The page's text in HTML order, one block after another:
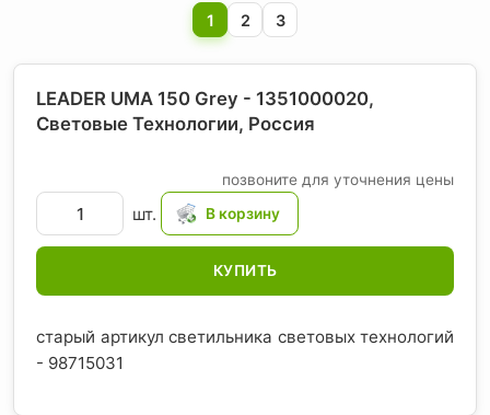
1 2 3
LEADER UMA 150 Grey - 1351000020,
Световые Технологии, Россия
позвоните для уточнения цены
шт.
КУПИТЬ
старый артикул светильника световых технологий
- 98715031